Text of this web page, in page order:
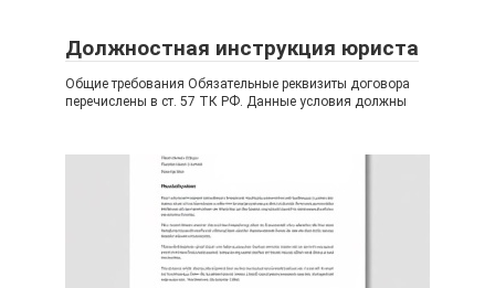
Должностная инструкция юриста
Общие требования Обязательные реквизиты договора
перечислены в ст. 57 ТК РФ. Данные условия должны